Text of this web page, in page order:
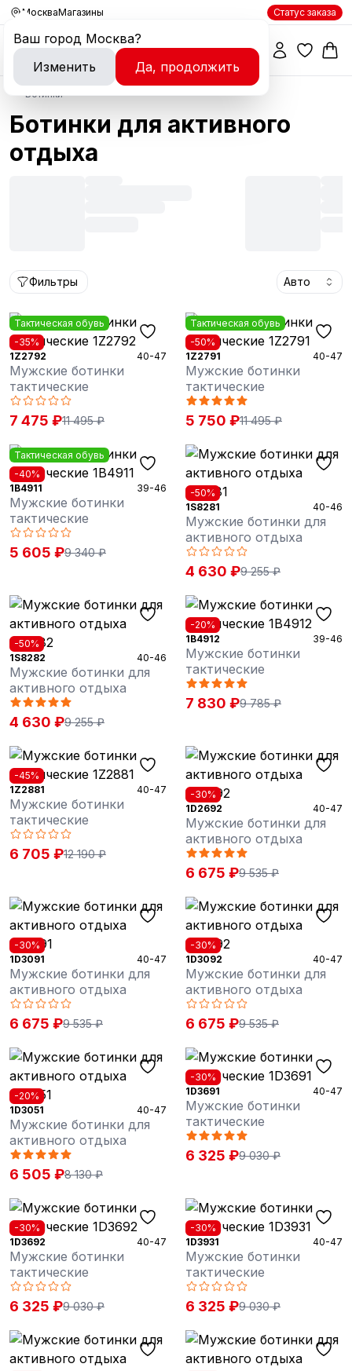
Москва
Ваш город Москва?
Изменить
Да, продолжить
Магазины Статус заказа
Ботинки
Ботинки для активного
отдыха
Фильтры Авто
Тактическая обувь
-35%
1Z2792
40-47
Мужские ботинки
тактические
7 475 ₽11 495 ₽
Тактическая обувь
-50%
1Z2791
40-47
Мужские ботинки
тактические
5 750 ₽11 495 ₽
Тактическая обувь
-40%
1B4911
39-46
Мужские ботинки
тактические
5 605 ₽9 340 ₽
-50%
1S8281
40-46
Мужские ботинки для
активного отдыха
4 630 ₽9 255 ₽
-50%
1S8282
40-46
Мужские ботинки для
активного отдыха
4 630 ₽9 255 ₽
-20%
1B4912
39-46
Мужские ботинки
тактические
7 830 ₽9 785 ₽
-45%
1Z2881
40-47
Мужские ботинки
тактические
6 705 ₽12 190 ₽
-30%
1D2692
40-47
Мужские ботинки для
активного отдыха
6 675 ₽9 535 ₽
-30%
1D3091
40-47
Мужские ботинки для
активного отдыха
6 675 ₽9 535 ₽
-30%
1D3092
40-47
Мужские ботинки для
активного отдыха
6 675 ₽9 535 ₽
-20%
1D3051
40-47
Мужские ботинки для
активного отдыха
6 505 ₽8 130 ₽
-30%
1D3691
40-47
Мужские ботинки
тактические
6 325 ₽9 030 ₽
-30%
1D3692
40-47
Мужские ботинки
тактические
6 325 ₽9 030 ₽
-30%
1D3931
40-47
Мужские ботинки
тактические
6 325 ₽9 030 ₽